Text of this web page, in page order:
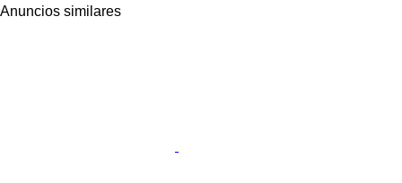
Anuncios similares